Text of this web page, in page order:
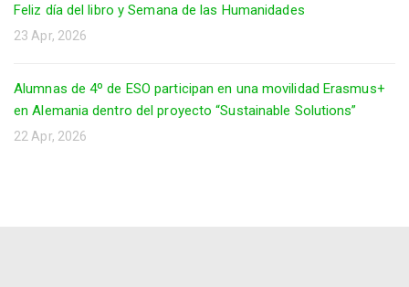
Feliz día del libro y Semana de las Humanidades
23 Apr, 2026
Alumnas de 4º de ESO participan en una movilidad Erasmus+
en Alemania dentro del proyecto “Sustainable Solutions”
22 Apr, 2026